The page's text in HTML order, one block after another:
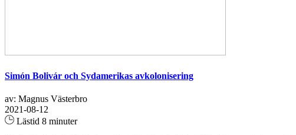
Simón Bolivár och Sydamerikas avkolonisering
av: Magnus Västerbro
2021-08-12
Lästid 8 minuter